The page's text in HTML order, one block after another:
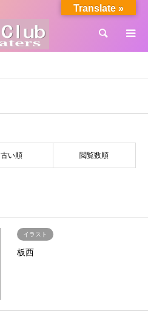
検索
古い順 閲覧数順
イラスト
板西
Translate »